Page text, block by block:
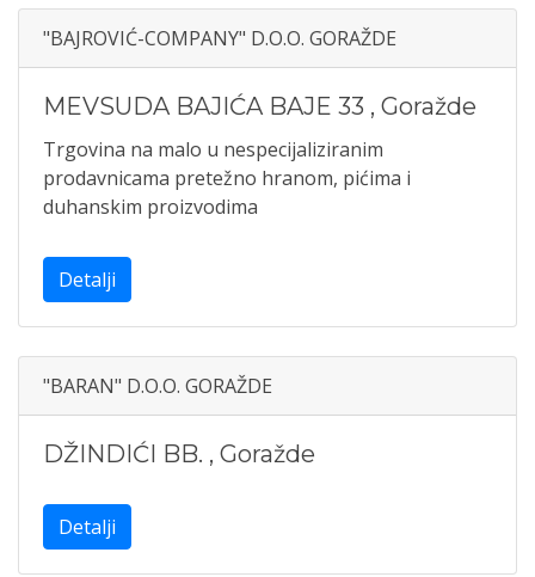
"BAJROVIĆ-COMPANY" D.O.O. GORAŽDE
MEVSUDA BAJIĆA BAJE 33 , Goražde
Trgovina na malo u nespecijaliziranim
prodavnicama pretežno hranom, pićima i
duhanskim proizvodima
Detalji
"BARAN" D.O.O. GORAŽDE
DŽINDIĆI BB. , Goražde
Detalji